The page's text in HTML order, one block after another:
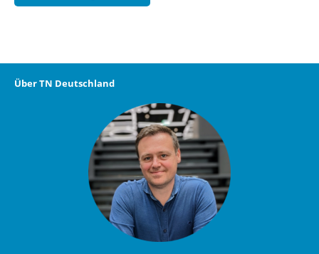
Über TN Deutschland